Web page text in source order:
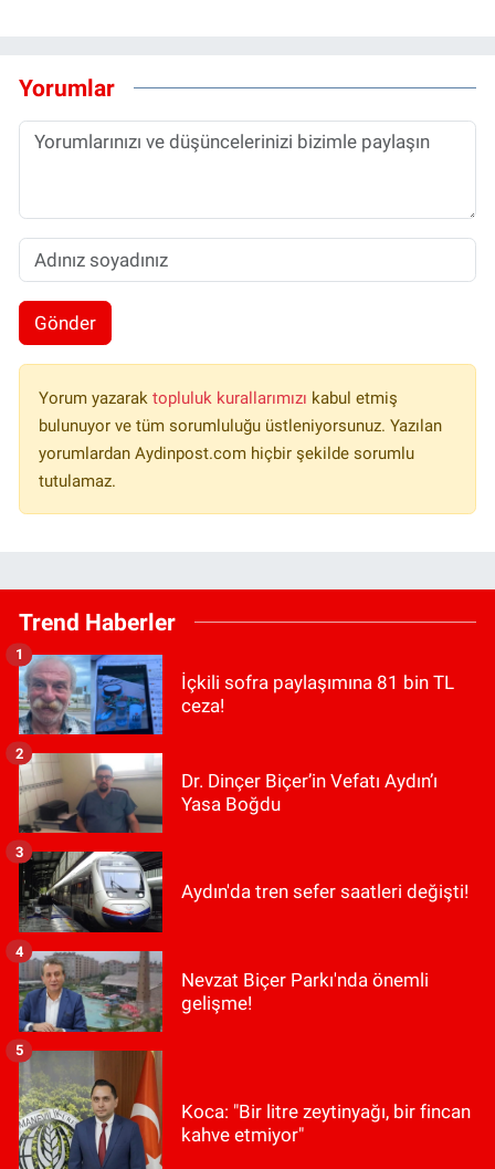
Yorumlar
Gönder
Yorum yazarak topluluk kurallarımızı kabul etmiş
bulunuyor ve tüm sorumluluğu üstleniyorsunuz. Yazılan
yorumlardan Aydinpost.com hiçbir şekilde sorumlu
tutulamaz.
Trend Haberler
İçkili sofra paylaşımına 81 bin TL
ceza!
1
Dr. Dinçer Biçer’in Vefatı Aydın’ı
Yasa Boğdu
2
Aydın'da tren sefer saatleri değişti!
3
Nevzat Biçer Parkı'nda önemli
gelişme!
4
Koca: "Bir litre zeytinyağı, bir fincan
kahve etmiyor"
5